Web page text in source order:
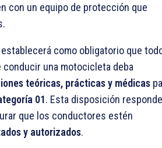
con un equipo de protección que
establecerá como obligatorio que
conducir una motocicleta deba
teóricas, prácticas y médicas
01. Esta disposición
que los conductores estén
y autorizados.